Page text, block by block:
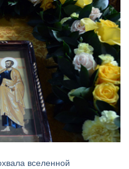
вселенной